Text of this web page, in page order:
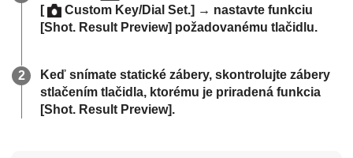
[
Custom Key/Dial Set.] → nastavte funkciu
[Shot. Result Preview] požadovanému tlačidlu.
Keď snímate statické zábery, skontrolujte zábery
stlačením tlačidla, ktorému je priradená funkcia
[Shot. Result Preview].